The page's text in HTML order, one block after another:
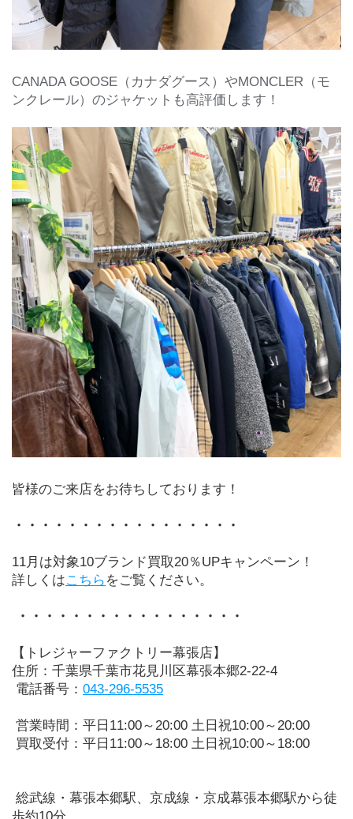
CANADA GOOSE（カナダグース）やMONCLER（モ
ンクレール）のジャケットも高評価します！
皆様のご来店をお待ちしております！
・・・・・・・・・・・・・・・・・
11月は対象10ブランド買取20％UPキャンペーン！
詳しくはこちら をご覧ください。
・・・・・・・・・・・・・・・・・
【トレジャーファクトリー幕張店】
住所：千葉県千葉市花見川区幕張本郷2-22-4
電話番号： 043-296-5535
営業時間：平日11:00～20:00 土日祝10:00～20:00
買取受付：平日11:00～18:00 土日祝10:00～18:00
歩約10分